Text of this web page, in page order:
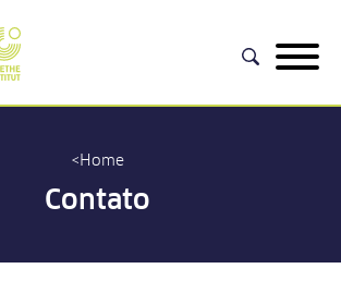
Home
Contato